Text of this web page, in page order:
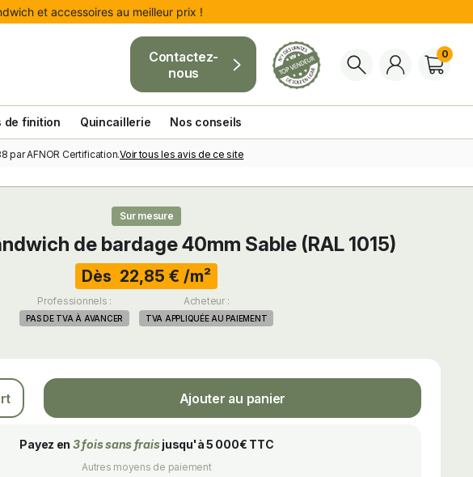
et accessoires au meilleur prix !
0
Contactez-
nous
de finition Quincaillerie Nos conseils
par AFNOR Certification.Voir tous les avis de ce site
Sur mesure
de bardage 40mm Sable (RAL 1015)
Dès 22,85 € /m²
Professionnels :
PAS DE TVA À AVANCER
Acheteur :
TVA APPLIQUÉE AU PAIEMENT
Ajouter au panier
Payez en 3 fois sans fraisjusqu'à 5 000€ TTC
Autres moyens de paiement